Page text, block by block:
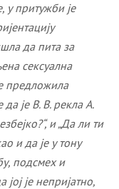
у притужби је
да пита за
сексуална
предложила
да је В. В. рекла А.
и „Да ли ти
и да је у тону
подсмех и
је непријатно,